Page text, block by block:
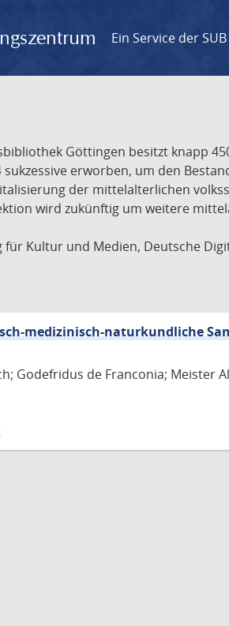
Ein Service der
Göttingen besitzt knapp
erworben, um den
der mittelalterlichen
wird zukünftig um weitere
Kultur und Medien, Deutsche
medizinisch-naturkundliche
Godefridus de Franconia; Meister